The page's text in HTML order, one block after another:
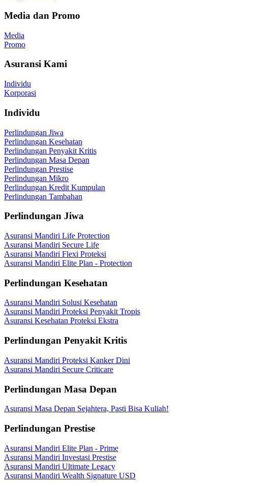
Media dan Promo
Media
Promo
Asuransi Kami
Individu
Korporasi
Individu
Perlindungan Jiwa
Perlindungan Kesehatan
Perlindungan Penyakit Kritis
Perlindungan Masa Depan
Perlindungan Prestise
Perlindungan Mikro
Perlindungan Kredit Kumpulan
Perlindungan Tambahan
Perlindungan Jiwa
Asuransi Mandiri Life Protection
Asuransi Mandiri Secure Life
Asuransi Mandiri Flexi Proteksi
Asuransi Mandiri Elite Plan - Protection
Perlindungan Kesehatan
Asuransi Mandiri Solusi Kesehatan
Asuransi Mandiri Proteksi Penyakit Tropis
Asuransi Kesehatan Proteksi Ekstra
Perlindungan Penyakit Kritis
Asuransi Mandiri Proteksi Kanker Dini
Asuransi Mandiri Secure Criticare
Perlindungan Masa Depan
Asuransi Masa Depan Sejahtera, Pasti Bisa Kuliah!
Perlindungan Prestise
Asuransi Mandiri Elite Plan - Prime
Asuransi Mandiri Investasi Prestise
Asuransi Mandiri Ultimate Legacy
Asuransi Mandiri Wealth Signature USD